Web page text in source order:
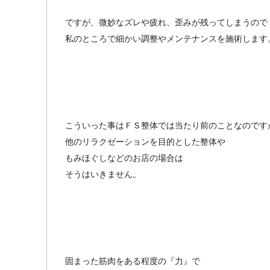
ですが、微妙なズレや疲れ、歪みが残ってしまうので
私のところで細かい調整やメンテナンスを施術します
こういった事はＦＳ整体では当たり前のことなのです
他のリラクゼーションを目的とした整体や
もみほぐしなどのお店の場合は
そうはいきません。
固まった筋肉をある程度の『力』で